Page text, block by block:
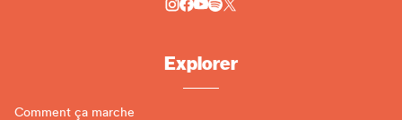
Explorer
Comment ça marche